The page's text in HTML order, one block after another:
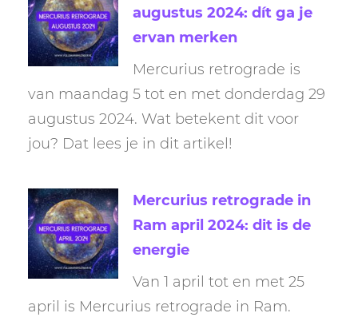
augustus 2024: dít ga je
ervan merken
Mercurius retrograde is
van maandag 5 tot en met donderdag 29
augustus 2024. Wat betekent dit voor
jou? Dat lees je in dit artikel!
Mercurius retrograde in
Ram april 2024: dit is de
energie
Van 1 april tot en met 25
april is Mercurius retrograde in Ram.